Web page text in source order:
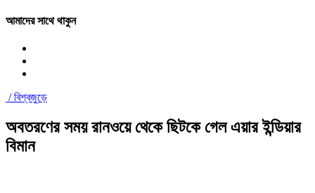
আমাদের সাথে থাকুন
/বিশ্বজুড়ে
অবতরণের সময় রানওয়ে থেকে ছিটকে গেল এয়ার ইন্ডিয়ার
বিমান